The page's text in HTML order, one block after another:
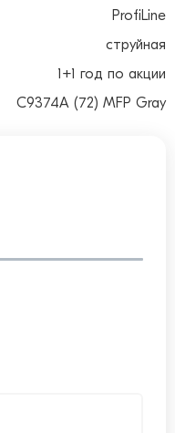
ProfiLine
струйная
1+1 год по акции
C9374A (72) MFP Gray